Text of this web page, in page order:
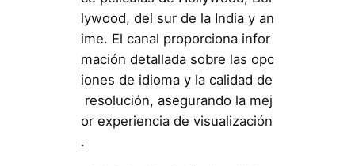
lywood, del sur de la India y an
ime. El canal proporciona infor
mación detallada sobre las opc
iones de idioma y la calidad de
resolución, asegurando la mej
or experiencia de visualización
.